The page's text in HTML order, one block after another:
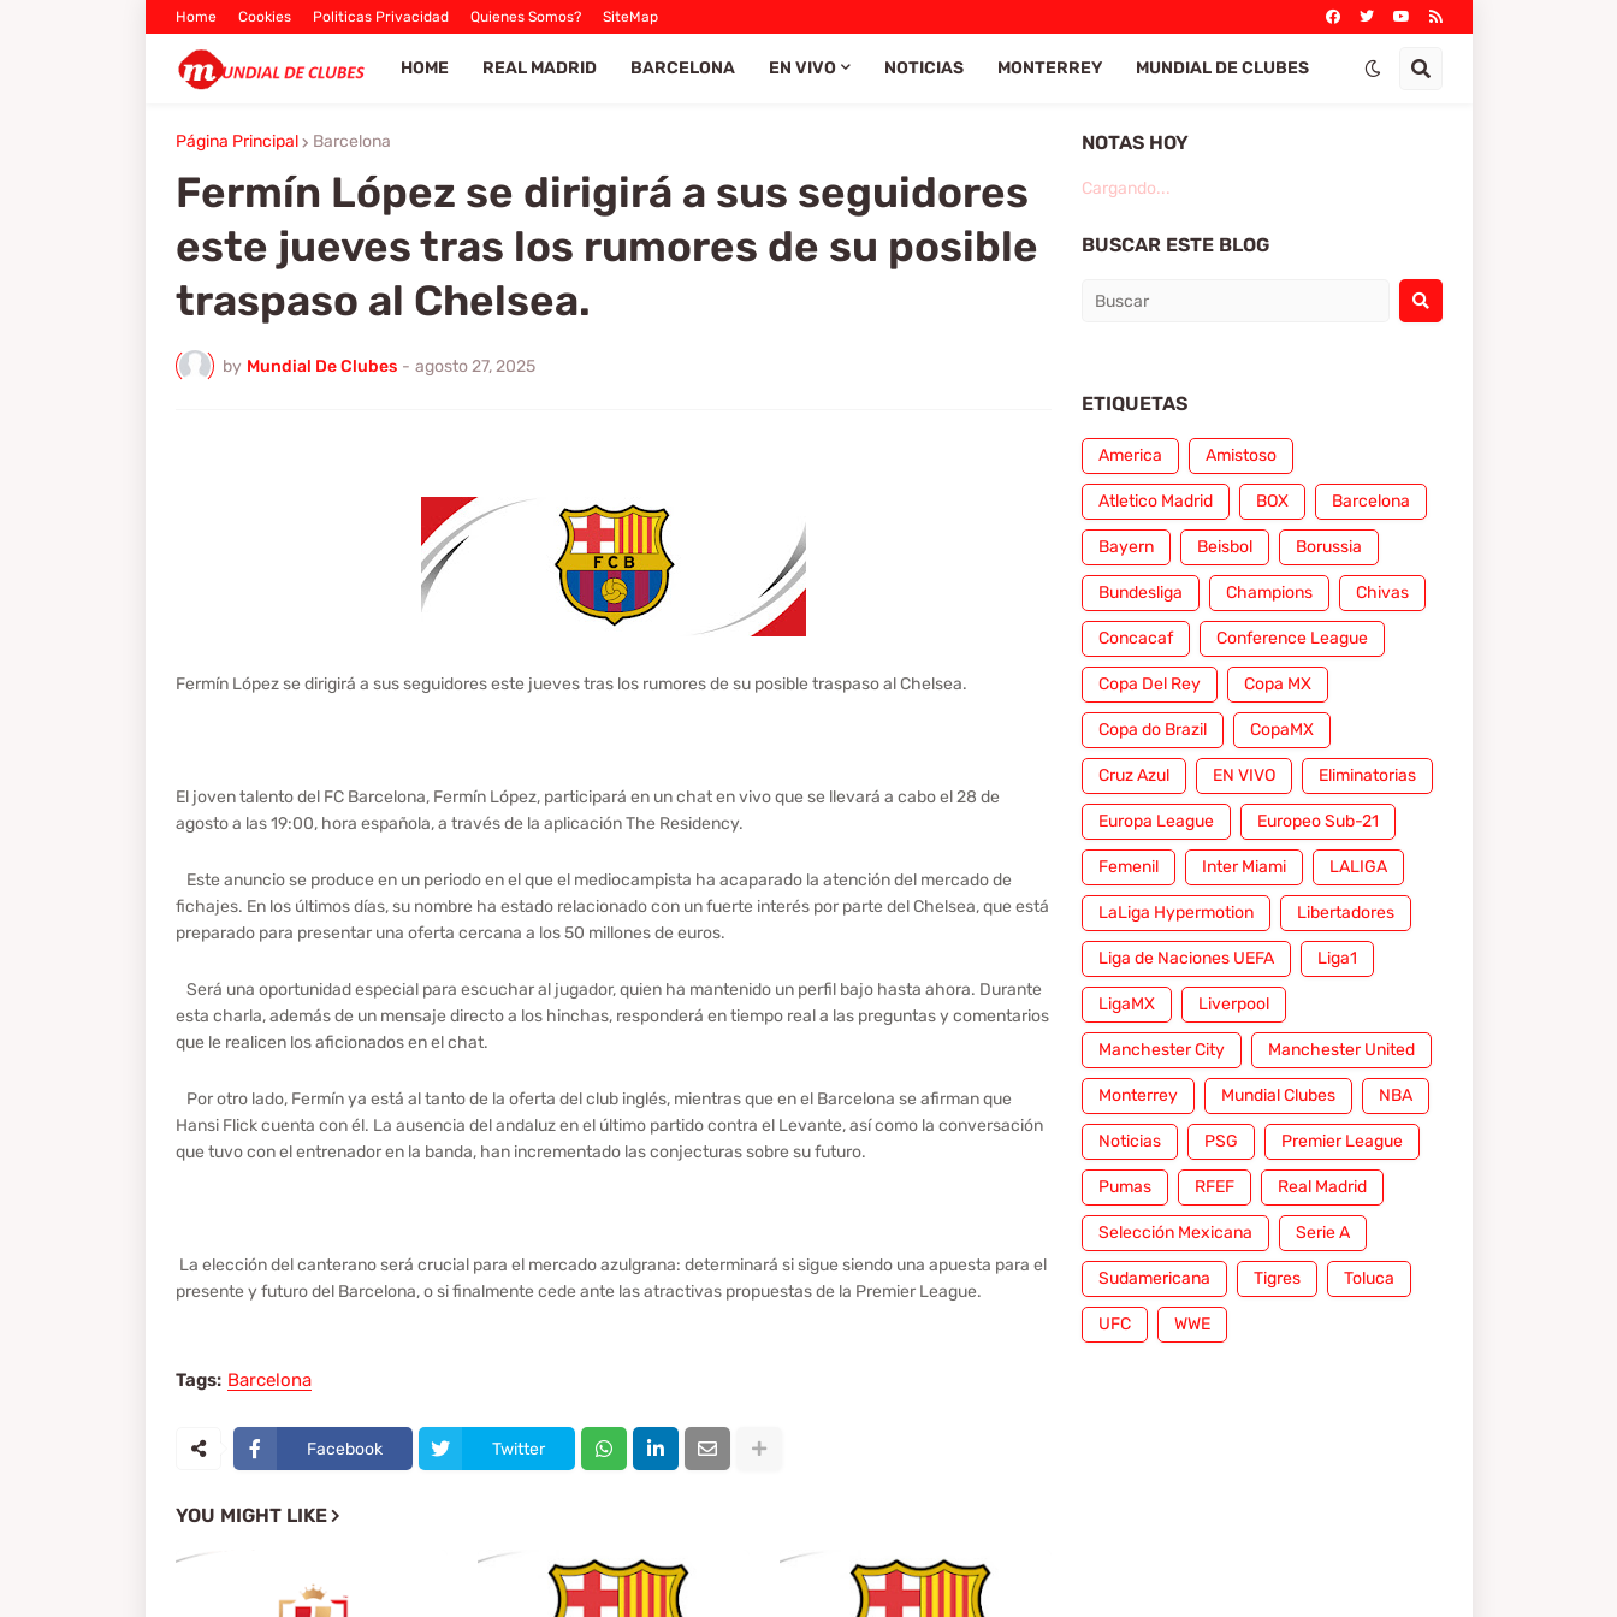
Home Cookies Politicas Privacidad Quienes Somos? SiteMap
HOME REAL MADRID BARCELONA EN VIVO NOTICIAS MONTERREY MUNDIAL DE CLUBES
Página Principal Barcelona
Fermín López se dirigirá a sus seguidores
este jueves tras los rumores de su posible
traspaso al Chelsea.
by Mundial De Clubes - agosto 27, 2025
Fermín López se dirigirá a sus seguidores este jueves tras los rumores de su posible traspaso al Chelsea.
El joven talento del FC Barcelona, Fermín López, participará en un chat en vivo que se llevará a cabo el 28 de
agosto a las 19:00, hora española, a través de la aplicación The Residency.
Este anuncio se produce en un periodo en el que el mediocampista ha acaparado la atención del mercado de
fichajes. En los últimos días, su nombre ha estado relacionado con un fuerte interés por parte del Chelsea, que está
preparado para presentar una oferta cercana a los 50 millones de euros.
Será una oportunidad especial para escuchar al jugador, quien ha mantenido un perfil bajo hasta ahora. Durante
esta charla, además de un mensaje directo a los hinchas, responderá en tiempo real a las preguntas y comentarios
que le realicen los aficionados en el chat.
Por otro lado, Fermín ya está al tanto de la oferta del club inglés, mientras que en el Barcelona se afirman que
Hansi Flick cuenta con él. La ausencia del andaluz en el último partido contra el Levante, así como la conversación
que tuvo con el entrenador en la banda, han incrementado las conjecturas sobre su futuro.
La elección del canterano será crucial para el mercado azulgrana: determinará si sigue siendo una apuesta para el
presente y futuro del Barcelona, o si finalmente cede ante las atractivas propuestas de la Premier League.
Tags: Barcelona
Facebook Twitter
YOU MIGHT LIKE
NOTAS HOY
Cargando...
BUSCAR ESTE BLOG
ETIQUETAS
America Amistoso
Atletico Madrid BOX Barcelona
Bayern Beisbol Borussia
Bundesliga Champions Chivas
Concacaf Conference League
Copa Del Rey Copa MX
Copa do Brazil CopaMX
Cruz Azul EN VIVO Eliminatorias
Europa League Europeo Sub-21
Femenil Inter Miami LALIGA
LaLiga Hypermotion Libertadores
Liga de Naciones UEFA Liga1
LigaMX Liverpool
Manchester City Manchester United
Monterrey Mundial Clubes NBA
Noticias PSG Premier League
Pumas RFEF Real Madrid
Selección Mexicana Serie A
Sudamericana Tigres Toluca
UFC WWE